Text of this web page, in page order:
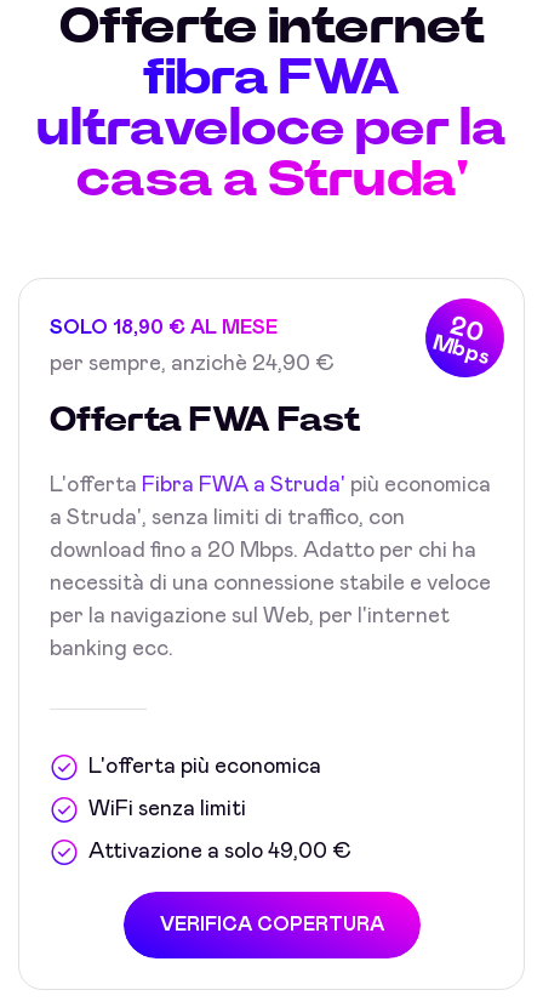
Offerte internet
fibra FWA
ultraveloce per la
casa a Struda'
20
Mbps
SOLO 18,90 € AL MESE
per sempre, anzichè 24,90 €
Offerta FWA Fast
L'offerta Fibra FWA a Struda' più economica
a Struda', senza limiti di traffico, con
download fino a 20 Mbps. Adatto per chi ha
necessità di una connessione stabile e veloce
per la navigazione sul Web, per l'internet
banking ecc.
L'offerta più economica
WiFi senza limiti
Attivazione a solo 49,00 €
VERIFICA COPERTURA